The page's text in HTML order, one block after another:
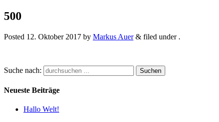
500
Posted 12. Oktober 2017 by Markus Auer & filed under .
Suche nach:
Neueste Beiträge
Hallo Welt!